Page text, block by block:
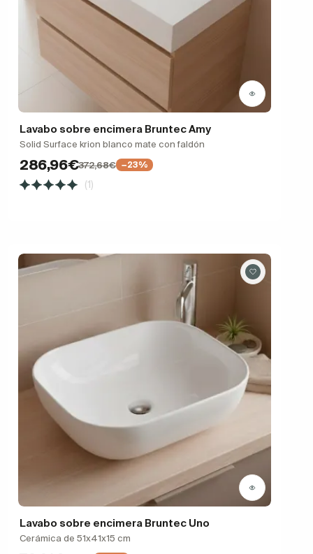
Lavabo sobre encimera Bruntec Amy
Solid Surface krion blanco mate con faldón
286,96€372,68€ −23%
(1)
Lavabo sobre encimera Bruntec Uno
Cerámica de 51x41x15 cm